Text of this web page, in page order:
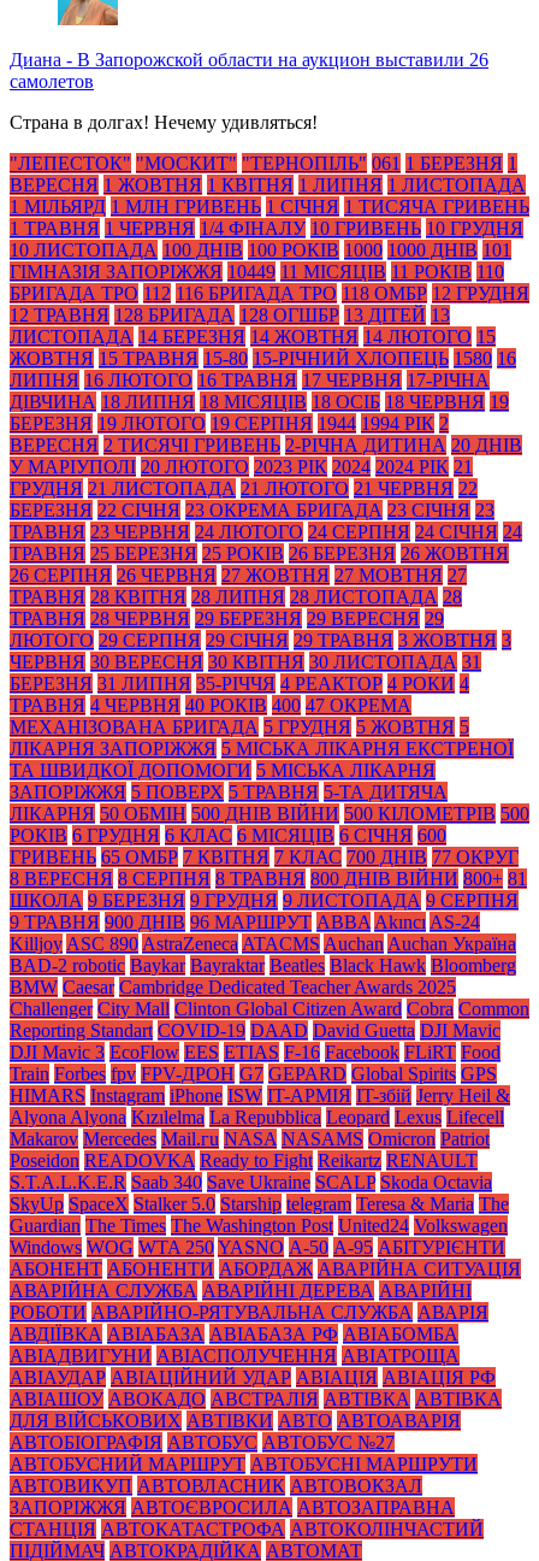
Диана - В Запорожской области на аукцион выставили 26
самолетов
Страна в долгах! Нечему удивляться!
"ЛЕПЕСТОК" "МОСКИТ" "ТЕРНОПІЛЬ" 061 1 БЕРЕЗНЯ 1
ВЕРЕСНЯ 1 ЖОВТНЯ 1 КВІТНЯ 1 ЛИПНЯ 1 ЛИСТОПАДА
1 МІЛЬЯРД 1 МЛН ГРИВЕНЬ 1 СІЧНЯ 1 ТИСЯЧА ГРИВЕНЬ
1 ТРАВНЯ 1 ЧЕРВНЯ 1/4 ФІНАЛУ 10 ГРИВЕНЬ 10 ГРУДНЯ
10 ЛИСТОПАДА 100 ДНІВ 100 РОКІВ 1000 1000 ДНІВ 101
ГІМНАЗІЯ ЗАПОРІЖЖЯ 10449 11 МІСЯЦІВ 11 РОКІВ 110
БРИГАДА ТРО 112 116 БРИГАДА ТРО 118 ОМБР 12 ГРУДНЯ
12 ТРАВНЯ 128 БРИГАДА 128 ОГШБР 13 ДІТЕЙ 13
ЛИСТОПАДА 14 БЕРЕЗНЯ 14 ЖОВТНЯ 14 ЛЮТОГО 15
ЖОВТНЯ 15 ТРАВНЯ 15-80 15-РІЧНИЙ ХЛОПЕЦЬ 1580 16
ЛИПНЯ 16 ЛЮТОГО 16 ТРАВНЯ 17 ЧЕРВНЯ 17-РІЧНА
ДІВЧИНА 18 ЛИПНЯ 18 МІСЯЦІВ 18 ОСІБ 18 ЧЕРВНЯ 19
БЕРЕЗНЯ 19 ЛЮТОГО 19 СЕРПНЯ 1944 1994 РІК 2
ВЕРЕСНЯ 2 ТИСЯЧІ ГРИВЕНЬ 2-РІЧНА ДИТИНА 20 ДНІВ
У МАРІУПОЛІ 20 ЛЮТОГО 2023 РІК 2024 2024 РІК 21
ГРУДНЯ 21 ЛИСТОПАДА 21 ЛЮТОГО 21 ЧЕРВНЯ 22
БЕРЕЗНЯ 22 СІЧНЯ 23 ОКРЕМА БРИГАДА 23 СІЧНЯ 23
ТРАВНЯ 23 ЧЕРВНЯ 24 ЛЮТОГО 24 СЕРПНЯ 24 СІЧНЯ 24
ТРАВНЯ 25 БЕРЕЗНЯ 25 РОКІВ 26 БЕРЕЗНЯ 26 ЖОВТНЯ
26 СЕРПНЯ 26 ЧЕРВНЯ 27 ЖОВТНЯ 27 МОВТНЯ 27
ТРАВНЯ 28 КВІТНЯ 28 ЛИПНЯ 28 ЛИСТОПАДА 28
ТРАВНЯ 28 ЧЕРВНЯ 29 БЕРЕЗНЯ 29 ВЕРЕСНЯ 29
ЛЮТОГО 29 СЕРПНЯ 29 СІЧНЯ 29 ТРАВНЯ 3 ЖОВТНЯ 3
ЧЕРВНЯ 30 ВЕРЕСНЯ 30 КВІТНЯ 30 ЛИСТОПАДА 31
БЕРЕЗНЯ 31 ЛИПНЯ 35-РІЧЧЯ 4 РЕАКТОР 4 РОКИ 4
ТРАВНЯ 4 ЧЕРВНЯ 40 РОКІВ 400 47 ОКРЕМА
МЕХАНІЗОВАНА БРИГАДА 5 ГРУДНЯ 5 ЖОВТНЯ 5
ЛІКАРНЯ ЗАПОРІЖЖЯ 5 МІСЬКА ЛІКАРНЯ ЕКСТРЕНОЇ
ТА ШВИДКОЇ ДОПОМОГИ 5 МІСЬКА ЛІКАРНЯ
ЗАПОРІЖЖЯ 5 ПОВЕРХ 5 ТРАВНЯ 5-ТА ДИТЯЧА
ЛІКАРНЯ 50 ОБМІН 500 ДНІВ ВІЙНИ 500 КІЛОМЕТРІВ 500
РОКІВ 6 ГРУДНЯ 6 КЛАС 6 МІСЯЦІВ 6 СІЧНЯ 600
ГРИВЕНЬ 65 ОМБР 7 КВІТНЯ 7 КЛАС 700 ДНІВ 77 ОКРУГ
8 ВЕРЕСНЯ 8 СЕРПНЯ 8 ТРАВНЯ 800 ДНІВ ВІЙНИ 800+ 81
ШКОЛА 9 БЕРЕЗНЯ 9 ГРУДНЯ 9 ЛИСТОПАДА 9 СЕРПНЯ
9 ТРАВНЯ 900 ДНІВ 96 МАРШРУТ ABBA Akıncı AS-24
Killjoy ASC 890 AstraZeneca ATACMS Auchan Auchan Україна
BAD-2 robotic Baykar Bayraktar Beatles Black Нawk Bloomberg
BMW Caesar Cambridge Dedicated Teacher Awards 2025
Challenger City Mall Clinton Global Citizen Award Cobra Common
Reporting Standart COVID-19 DAAD David Guetta DJI Mavic
DJI Mavic 3 EcoFlow EES ETIAS F-16 Facebook FLiRT Food
Train Forbes fpv FPV-ДРОН G7 GEPARD Global Spirits GPS
HIMARS Instagram iPhone ISW IT-АРМІЯ IT-збій Jerry Heil &
Alyona Alyona Kızılelma La Repubblica Leopard Lexus Lifecell
Makarov Mercedes Mаil.гu NASA NASAMS Omicron Patriot
Poseidon READOVKA Ready to Fight Reikartz RENAULT
S.T.A.L.K.E.R Saab 340 Save Ukraine SCALP Skoda Octavia
SkyUp SpaceX Stalker 5.0 Starship telegram Teresa & Maria The
Guardian The Times The Washington Post United24 Volkswagen
Windows WOG WTA 250YASNO А-50 А-95 АБІТУРІЄНТИ
АБОНЕНТ АБОНЕНТИ АБОРДАЖ АВАРІЙНА СИТУАЦІЯ
АВАРІЙНА СЛУЖБА АВАРІЙНІ ДЕРЕВА АВАРІЙНІ
РОБОТИ АВАРІЙНО-РЯТУВАЛЬНА СЛУЖБА АВАРІЯ
АВДІЇВКА АВІАБАЗА АВІАБАЗА РФ АВІАБОМБА
АВІАДВИГУНИ АВІАСПОЛУЧЕННЯ АВІАТРОЩА
АВІАУДАР АВІАЦІЙНИЙ УДАР АВІАЦІЯ АВІАЦІЯ РФ
АВІАШОУ АВОКАДО АВСТРАЛІЯ АВТІВКА АВТІВКА
ДЛЯ ВІЙСЬКОВИХ АВТІВКИ АВТО АВТОАВАРІЯ
АВТОБІОГРАФІЯ АВТОБУС АВТОБУС №27
АВТОБУСНИЙ МАРШРУТ АВТОБУСНІ МАРШРУТИ
АВТОВИКУП АВТОВЛАСНИК АВТОВОКЗАЛ
ЗАПОРІЖЖЯ АВТОЄВРОСИЛА АВТОЗАПРАВНА
СТАНЦІЯ АВТОКАТАСТРОФА АВТОКОЛІНЧАСТИЙ
ПІДІЙМАЧ АВТОКРАДІЙКА АВТОМАТ